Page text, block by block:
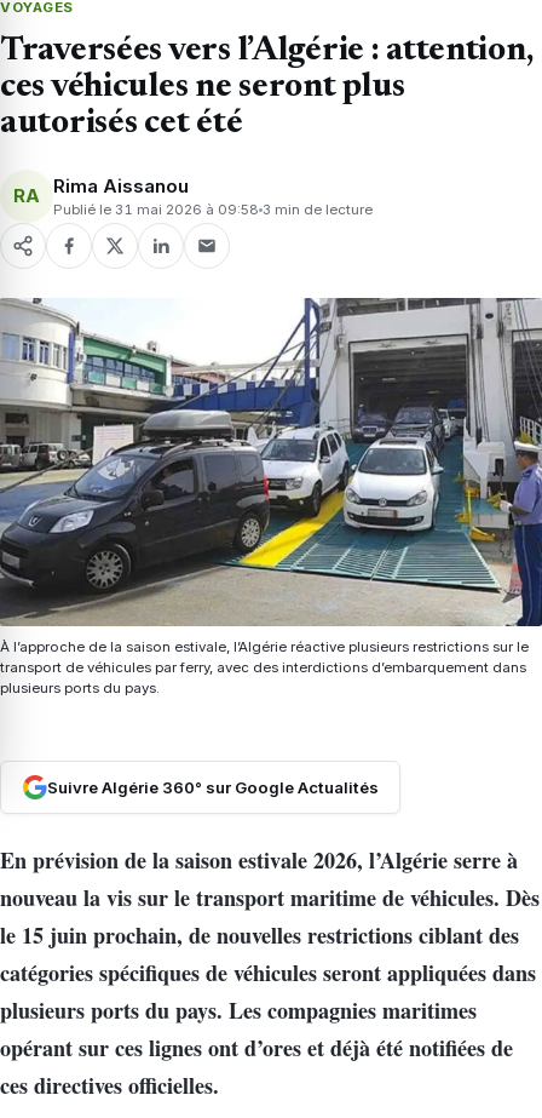
VOYAGES
Traversées vers l’Algérie : attention,
ces véhicules ne seront plus
autorisés cet été
RA Rima Aissanou
Publié le 31 mai 2026 à 09:58 3 min de lecture
À l’approche de la saison estivale, l’Algérie réactive plusieurs restrictions sur le
transport de véhicules par ferry, avec des interdictions d’embarquement dans
plusieurs ports du pays.
Suivre Algérie 360° sur Google Actualités
En prévision de la saison estivale 2026, l’Algérie serre à
nouveau la vis sur le transport maritime de véhicules. Dès
le 15 juin prochain, de nouvelles restrictions ciblant des
catégories spécifiques de véhicules seront appliquées dans
plusieurs ports du pays. Les compagnies maritimes
opérant sur ces lignes ont d’ores et déjà été notifiées de
ces directives officielles.